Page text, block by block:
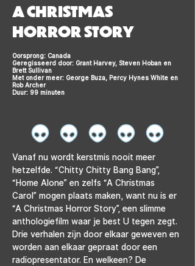
A CHRISTMAS
HORROR STORY
Oorsprong: Canada
Geregisseerd door: Grant Harvey, Steven Hoban en
Brett Sullivan
Met onder meer: George Buza, Percy Hynes White en
Rob Archer
Duur: 99 minuten
Vanaf nu wordt kerstmis nooit meer
hetzelfde. “Chitty Chitty Bang Bang”,
“Home Alone” en zelfs “A Christmas
Carol” mogen plaats maken, want nu is er
“A Christmas Horror Story”, een slimme
anthologiefilm waar je best U tegen zegt.
Drie verhalen zijn door elkaar geweven en
worden aan elkaar gepraat door een
radiopresentator. En welkeen? De